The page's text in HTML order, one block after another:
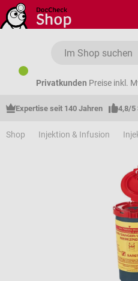
Zum Hauptinhalt springen
Privatkunden Preise inkl.
Expertise seit 140 Jahren 4,8/5
Shop Injektion & Infusion